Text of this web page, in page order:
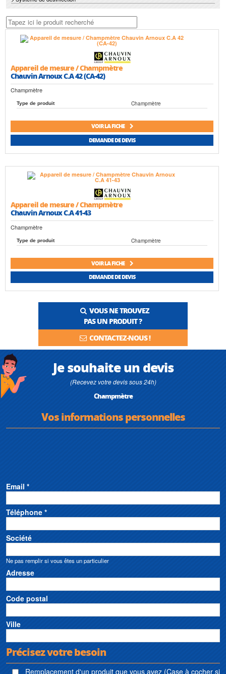
Appareil de mesure / Champmètre
Chauvin Arnoux C.A 42 (CA-42)
Champmètre
Type de produit Champmètre
VOIR LA FICHE
DEMANDE DE DEVIS
Appareil de mesure / Champmètre
Chauvin Arnoux C.A 41-43
Champmètre
Type de produit Champmètre
VOIR LA FICHE
DEMANDE DE DEVIS
VOUS NE TROUVEZ
PAS UN PRODUIT ?
CONTACTEZ-NOUS !
Je souhaite un devis
(Recevez votre devis sous 24h)
Champmètre
Vos informations personnelles
Email *
Téléphone *
Société
Ne pas remplir si vous êtes un particulier
Adresse
Code postal
Ville
Précisez votre besoin
Remplacement d'un produit que vous avez (Case à cocher si